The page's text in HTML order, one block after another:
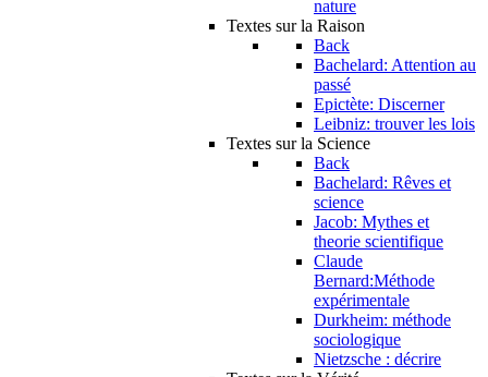
nature
Textes sur la Raison
Back
Bachelard: Attention au
passé
Epictète: Discerner
Leibniz: trouver les lois
Textes sur la Science
Back
Bachelard: Rêves et
science
Jacob: Mythes et
theorie scientifique
Claude
Bernard:Méthode
expérimentale
Durkheim: méthode
sociologique
Nietzsche : décrire